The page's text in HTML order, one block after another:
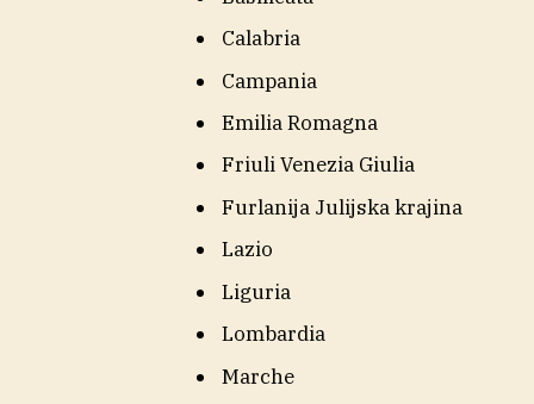
Calabria
Campania
Emilia Romagna
Friuli Venezia Giulia
Furlanija Julijska krajina
Lazio
Liguria
Lombardia
Marche